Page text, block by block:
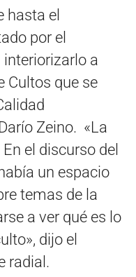
hasta el
por el
a
Cultos que se
Zeino. «La
el discurso del
un espacio
temas de la
a ver qué es lo
dijo el
radial.